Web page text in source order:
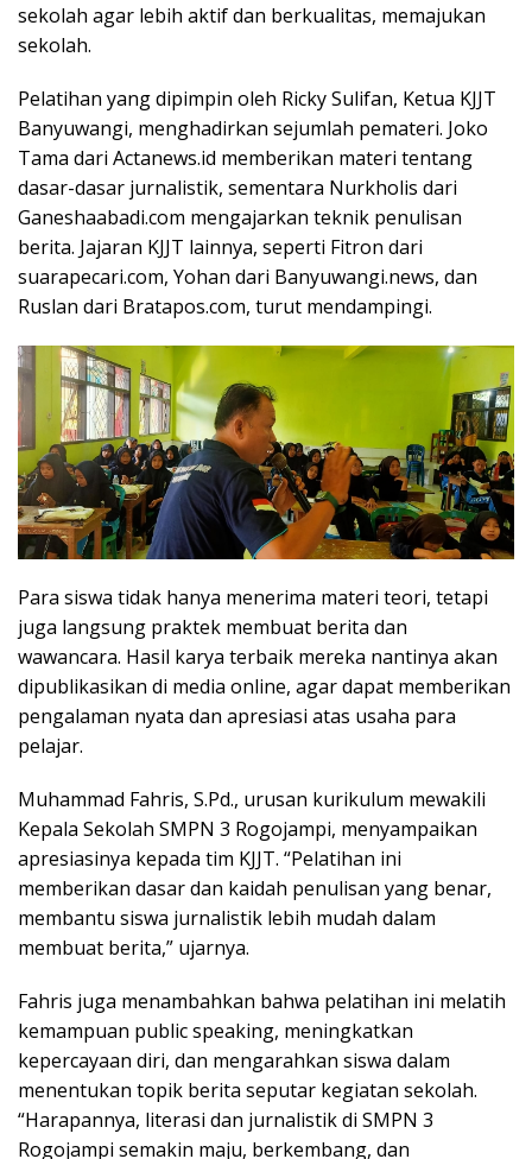
sekolah agar lebih aktif dan berkualitas, memajukan
sekolah.
Pelatihan yang dipimpin oleh Ricky Sulifan, Ketua KJJT
Banyuwangi, menghadirkan sejumlah pemateri. Joko
Tama dari Actanews.id memberikan materi tentang
dasar-dasar jurnalistik, sementara Nurkholis dari
Ganeshaabadi.com mengajarkan teknik penulisan
berita. Jajaran KJJT lainnya, seperti Fitron dari
suarapecari.com, Yohan dari Banyuwangi.news, dan
Ruslan dari Bratapos.com, turut mendampingi.
Para siswa tidak hanya menerima materi teori, tetapi
juga langsung praktek membuat berita dan
wawancara. Hasil karya terbaik mereka nantinya akan
dipublikasikan di media online, agar dapat memberikan
pengalaman nyata dan apresiasi atas usaha para
pelajar.
Muhammad Fahris, S.Pd., urusan kurikulum mewakili
Kepala Sekolah SMPN 3 Rogojampi, menyampaikan
apresiasinya kepada tim KJJT. “Pelatihan ini
memberikan dasar dan kaidah penulisan yang benar,
membantu siswa jurnalistik lebih mudah dalam
membuat berita,” ujarnya.
Fahris juga menambahkan bahwa pelatihan ini melatih
kemampuan public speaking, meningkatkan
kepercayaan diri, dan mengarahkan siswa dalam
menentukan topik berita seputar kegiatan sekolah.
“Harapannya, literasi dan jurnalistik di SMPN 3
Rogojampi semakin maju, berkembang, dan